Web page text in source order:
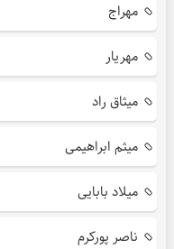
مهراج
مهریار
میثاق راد
میثم ابراهیمی
میلاد بابایی
ناصر پورکرم